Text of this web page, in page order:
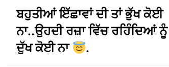
ਬਹੁਤੀਆਂ ਇੱਛਾਵਾਂ ਦੀ ਤਾਂ ਭੁੱਖ ਕੋਈ
ਨਾ..ਉਹਦੀ ਰਜ਼ਾ ਵਿੱਚ ਰਹਿੰਦਿਆਂ ਨੂੰ
ਦੁੱਖ ਕੋਈ ਨਾ
.